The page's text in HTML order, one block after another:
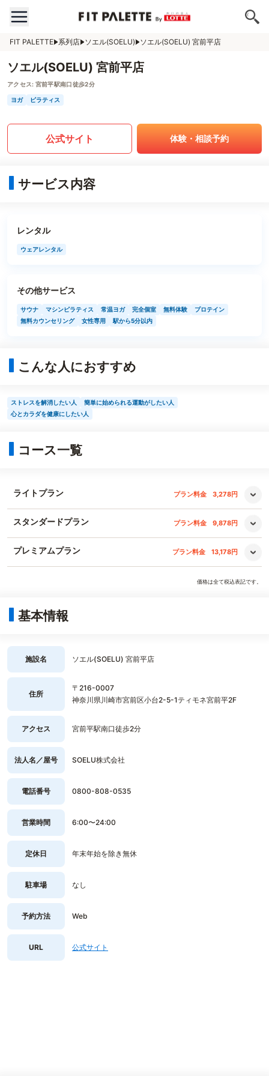
FIT PALETTE 系列店 ソエル(SOELU) ソエル(SOELU) 宮前平店
ソエル(SOELU) 宮前平店
アクセス: 宮前平駅南口徒歩2分
ヨガ ピラティス
公式サイト 体験・相談予約
サービス内容
レンタル
ウェアレンタル
その他サービス
サウナ マシンピラティス 常温ヨガ 完全個室 無料体験
プロテイン
無料カウンセリング
女性専用 駅から5分以内
こんな人におすすめ
ストレスを解消したい人
簡単に始められる運動がしたい人
心とカラダを健康にしたい人
コース一覧
ライトプラン プラン料金 3,278円
スタンダードプラン プラン料金 9,878円
プレミアムプラン プラン料金 13,178円
価格は全て税込表記です。
基本情報
施設名 ソエル(SOELU) 宮前平店
住所
〒216-0007
神奈川県川崎市宮前区小台2-5-1ティモネ宮前平2F
アクセス 宮前平駅南口徒歩2分
法人名／屋号 SOELU株式会社
電話番号 0800-808-0535
営業時間 6:00〜24:00
定休日 年末年始を除き無休
駐車場 なし
予約方法 Web
URL 公式サイト